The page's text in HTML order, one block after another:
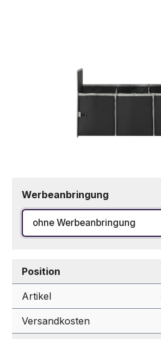
Werbeanbringung
ohne Werbeanbringung
Position
Artikel
Versandkosten